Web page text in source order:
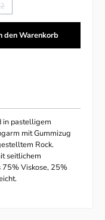
Option ist zurzeit nicht
den Warenkorb
in pastelligem
mit Gummizug
Rock.
seitlichem
75% Viskose, 25%